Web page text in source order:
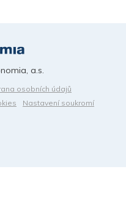
osobních údajů
Nastavení soukromí
a.s.